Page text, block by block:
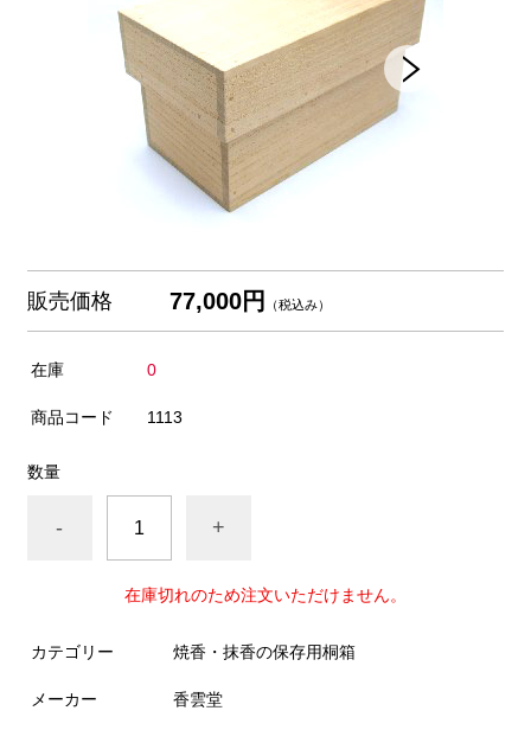
販売価格 77,000円 （税込み）
在庫 0
商品コード 1113
数量
- +
在庫切れのため注文いただけません。
カテゴリー 焼香・抹香の保存用桐箱
メーカー 香雲堂